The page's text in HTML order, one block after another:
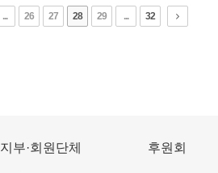
... 26 27 28 29 ... 32
지부·회원단체 후원회